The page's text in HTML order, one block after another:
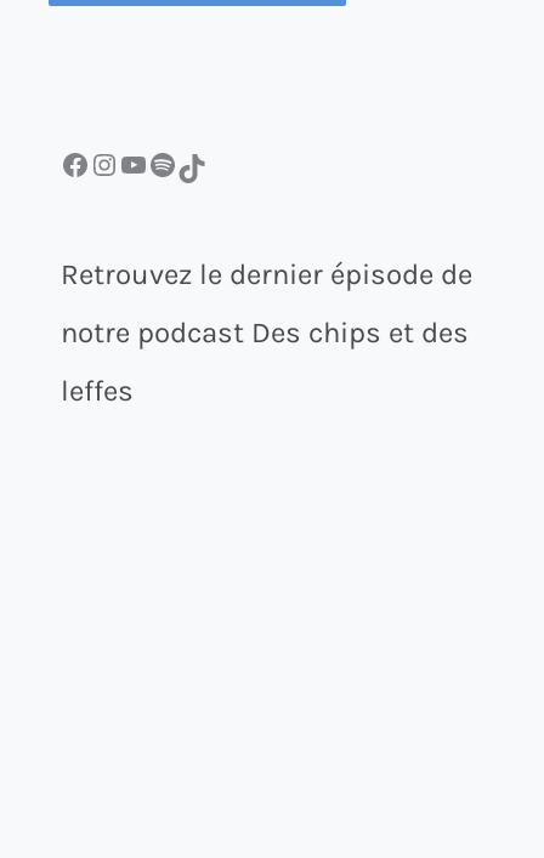
Facebook InstagramYouTube Spotify TikTok
Retrouvez le dernier épisode de
notre podcast Des chips et des
leffes